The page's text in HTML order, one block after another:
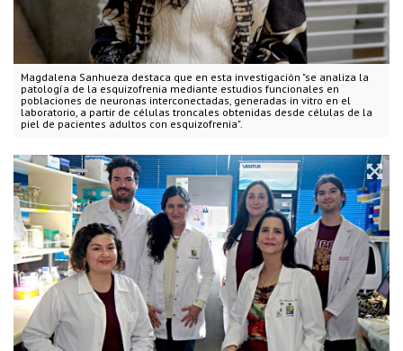
Magdalena Sanhueza destaca que en esta investigación "se analiza la
patología de la esquizofrenia mediante estudios funcionales en
poblaciones de neuronas interconectadas, generadas in vitro en el
laboratorio, a partir de células troncales obtenidas desde células de la
piel de pacientes adultos con esquizofrenia".